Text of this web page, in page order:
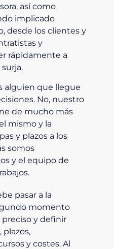
así como
implicado
desde los clientes y
y
rápidamente a
alguien que llegue
No, nuestro
de mucho más
mismo y la
y plazos a los
somos
y el equipo de
pasar a la
momento
y definir
y costes. Al